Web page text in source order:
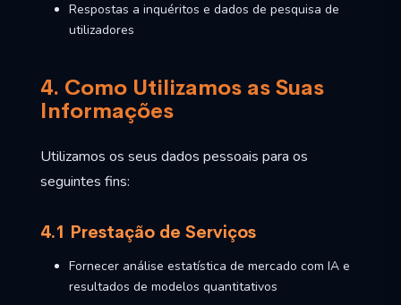
Respostas a inquéritos e dados de pesquisa de
utilizadores
4. Como Utilizamos as Suas
Informações
Utilizamos os seus dados pessoais para os
seguintes fins:
4.1 Prestação de Serviços
Fornecer análise estatística de mercado com IA e
resultados de modelos quantitativos